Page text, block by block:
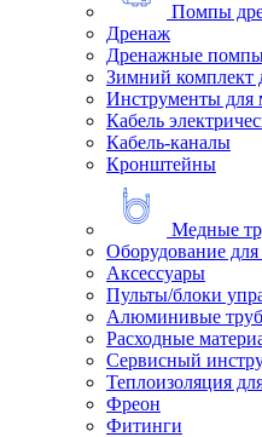
Помпы
Дренаж
Дренажные
Зимний комплект
Инструменты для
Кабель
Кабель-каналы
Кронштейны
Медные
Оборудование
Аксессуары
Пульты/блоки
Алюминивые
Расходные
Сервисный
Теплоизоляция
Фреон
Фитинги